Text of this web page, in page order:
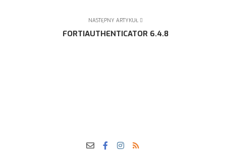
NASTĘPNY ARTYKUŁ
FORTIAUTHENTICATOR 6.4.8